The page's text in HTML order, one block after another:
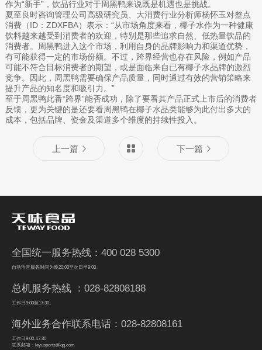
作为“新手”，饮品行业对于周黑鸭来说既是机遇也是挑战。
夏至良时咨询管理公司高级研究员、大消费行业分析师杨怀玉对整点
消费（ID：ZDXFBA）表示：“从市场角度来看，椰子水作为一种健康
饮料越来越受到消费者的欢迎，特别是那些追求自然、低热量饮品的
消费者。周黑鸭进入这个市场，利用自身的品牌影响力和渠道优势，
有可能获得一定的市场份额。不过，跨界经营也存在风险，例如产品
可能不符合目标消费者的期望，或是面临来自已有椰子水品牌的激烈
竞争。因此，周黑鸭需要确保产品质量，同时通过有效的营销策略来
提升产品的知名度和吸引力。”
至于周黑鸭此番“跨界”能否成功，除了要看其产品正式上市后的消费者
反馈，更为关键的是还要看周黑鸭在椰子水品类能够为此付出多大的
成本，包括品牌、资金及渠道多个维度的持续性投入。
上一篇 下一篇
全国统一服务热线：400 028 5300
自动语音服务时间为晚20:00至次日早9:00。
总机服务热线 ：028-82808188
工作日9:00至17:30。
海外业务合作联系电话：028-82808161
工作日9:00-17:30
联系邮箱：leyusports@qq.com